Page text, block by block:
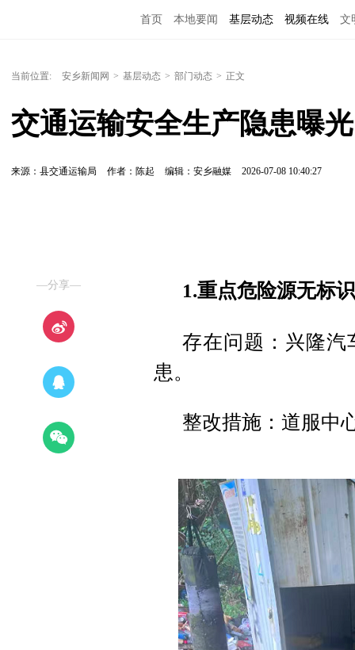
首页 本地要闻 基层动态 视频在线 文
当前位置: 安乡新闻网 > 基层动态 > 部门动态 > 正文
交通运输安全生产隐患曝
来源：县交通运输局 作者：陈起 编辑：安乡融媒 2026-07-08 10:40:27
—分享— 1.重点危险源无标
存在问题：兴隆汽
患。
整改措施：道服中